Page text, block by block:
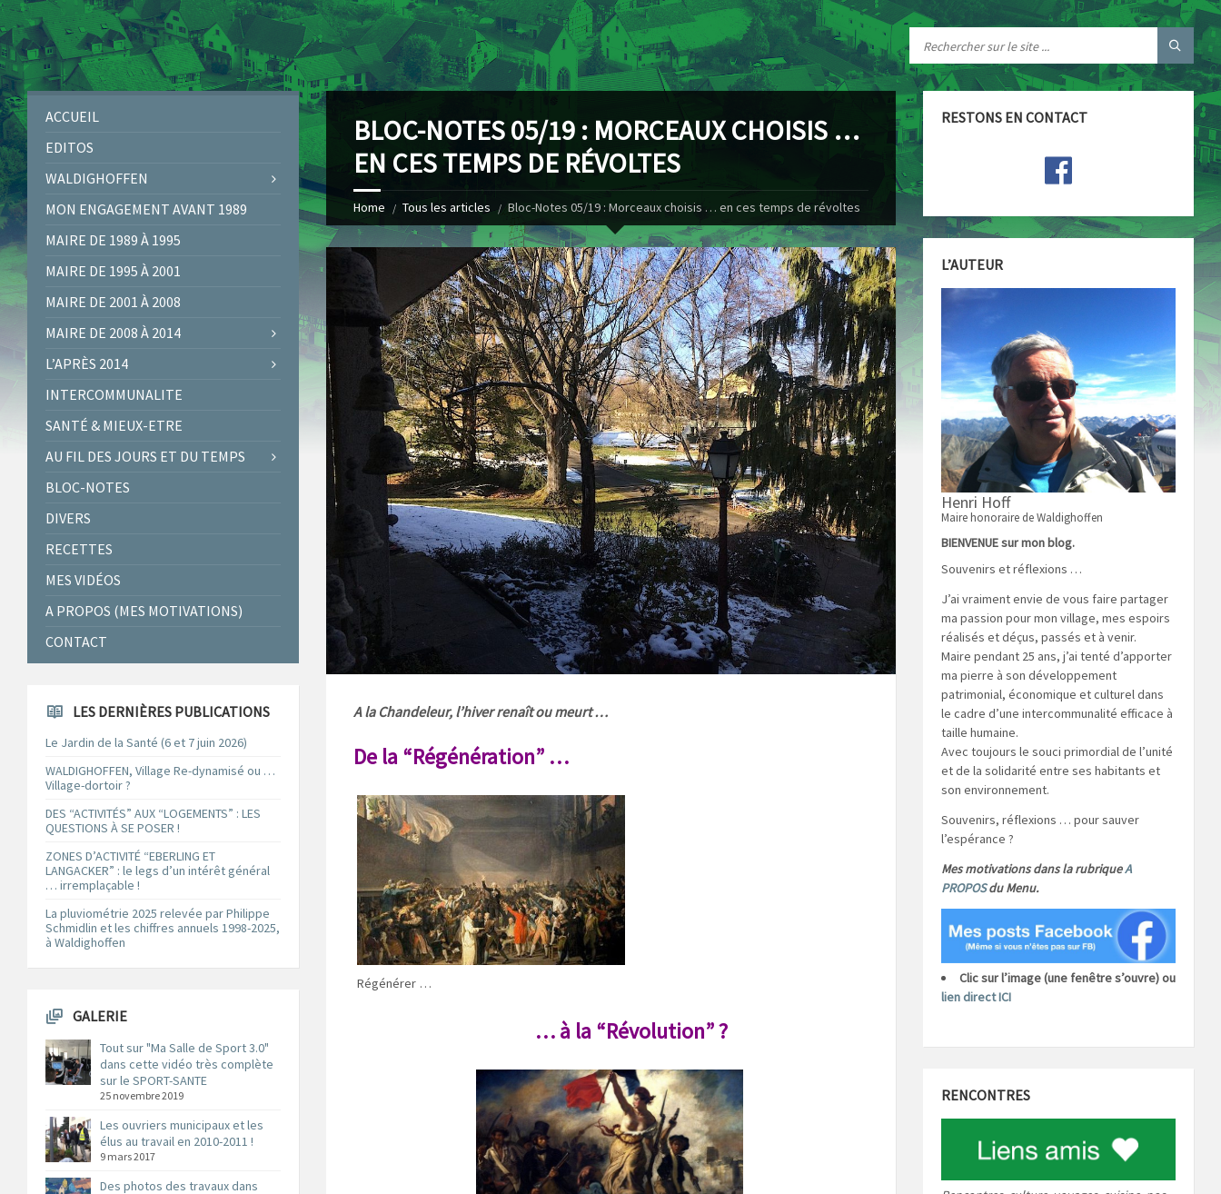
BLOC-NOTES 05/19 : MORCEAUX CHOISIS …
EN CES TEMPS DE RÉVOLTES
Home Tous les articles Bloc-Notes 05/19 : Morceaux choisis … en ces temps de révoltes
A la Chandeleur, l’hiver renaît ou meurt …
De la “Régénération” …
Régénérer …
… à la “Révolution” ?
ACCUEIL
EDITOS
WALDIGHOFFEN
MON ENGAGEMENT AVANT 1989
MAIRE DE 1989 À 1995
MAIRE DE 1995 À 2001
MAIRE DE 2001 À 2008
MAIRE DE 2008 À 2014
L’APRÈS 2014
INTERCOMMUNALITE
SANTÉ & MIEUX-ETRE
AU FIL DES JOURS ET DU TEMPS
BLOC-NOTES
DIVERS
RECETTES
MES VIDÉOS
A PROPOS (MES MOTIVATIONS)
CONTACT
LES DERNIÈRES PUBLICATIONS
Le Jardin de la Santé (6 et 7 juin 2026)
WALDIGHOFFEN, Village Re-dynamisé ou …
Village-dortoir ?
DES “ACTIVITÉS” AUX “LOGEMENTS” : LES
QUESTIONS À SE POSER !
ZONES D’ACTIVITÉ “EBERLING ET
LANGACKER” : le legs d’un intérêt général
… irremplaçable !
La pluviométrie 2025 relevée par Philippe
Schmidlin et les chiffres annuels 1998-2025,
à Waldighoffen
GALERIE
Tout sur "Ma Salle de Sport 3.0"
dans cette vidéo très complète
sur le SPORT-SANTE
25 novembre 2019
Les ouvriers municipaux et les
élus au travail en 2010-2011 !
9 mars 2017
Des photos des travaux dans
RESTONS EN CONTACT
L’AUTEUR
Henri Hoff
Maire honoraire de Waldighoffen
BIENVENUE sur mon blog.
Souvenirs et réflexions …
J’ai vraiment envie de vous faire partager
ma passion pour mon village, mes espoirs
réalisés et déçus, passés et à venir.
Maire pendant 25 ans, j’ai tenté d’apporter
ma pierre à son développement
patrimonial, économique et culturel dans
le cadre d’une intercommunalité efficace à
taille humaine.
Avec toujours le souci primordial de l’unité
et de la solidarité entre ses habitants et
son environnement.
Souvenirs, réflexions … pour sauver
l’espérance ?
Mes motivations dans la rubriqueA
PROPOSdu Menu.
Clic sur l’image (une fenêtre s’ouvre) ou
lien direct ICI
RENCONTRES